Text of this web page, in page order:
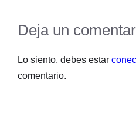
Deja un
Lo siento, debes estar
comentario.